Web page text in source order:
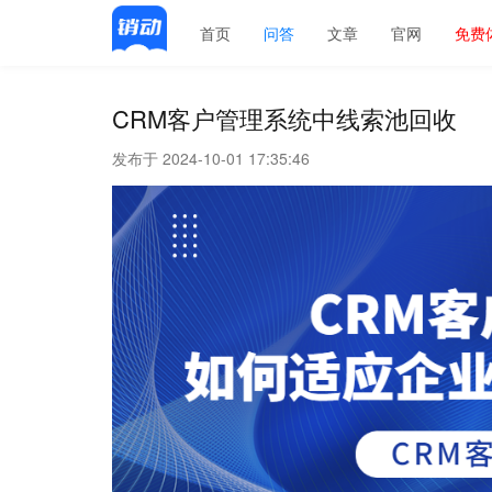
首页 问答 文章 官网 免费
CRM客户管理系统中线索池回收
发布于 2024-10-01 17:35:46